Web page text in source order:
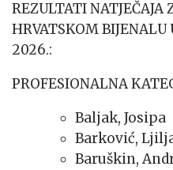
REZULTATI NATJEČAJA
HRVATSKOM
2026.:
PROFESIONALNA
Baljak, Josipa
Barković,
Baruškin,